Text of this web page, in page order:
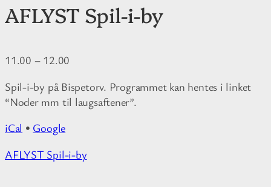
AFLYST Spil-i-by
11.00 – 12.00
Spil-i-by på Bispetorv. Programmet kan hentes i linket
“Noder mm til laugsaftener”.
iCal • Google
M
AFLYST Spil-i-by